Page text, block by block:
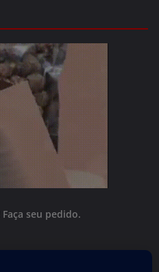
Faça seu pedido.